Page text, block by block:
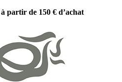
partir de 150 € d’achat